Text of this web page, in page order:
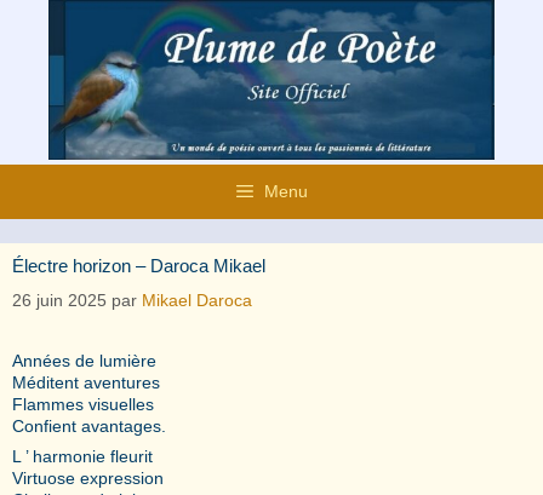
contenu
Menu
Électre horizon – Daroca Mikael
26 juin 2025 par Mikael Daroca
Années de lumière
Méditent aventures
Flammes visuelles
Confient avantages.
L ’ harmonie fleurit
Virtuose expression